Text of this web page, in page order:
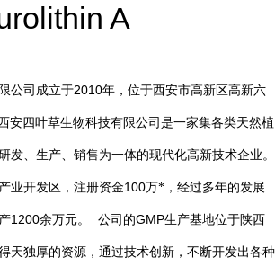
A
公司成立于2010年，位于西安市高新区高新六
安四叶草生物科技有限公司是一家集各类天然植
发、生产、销售为一体的现代化高新技术企业。
业开发区，注册资金100万*，经过多年的发展
1200余万元。 公司的GMP生产基地位于陕西
天独厚的资源，通过技术创新，不断开发出各种